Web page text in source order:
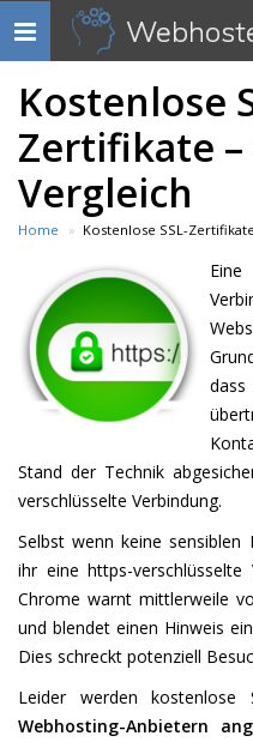
Navigation
anzeigen
Kostenlose
Zertifikate
Vergleich
Home Kostenlose SSL-
dass
Stand der Technik
verschlüsselte Verbindung.
Selbst wenn keine
ihr eine https-verschlüsselte
Chrome warnt mittlerweile
und blendet einen Hinweis
Dies schreckt potenziell
Leider werden kostenlose
Webhosting-Anbietern